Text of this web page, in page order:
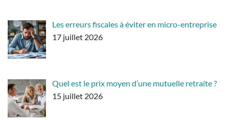
Les erreurs fiscales à éviter en micro-entreprise
17 juillet 2026
Quel est le prix moyen d’une mutuelle retraite ?
15 juillet 2026